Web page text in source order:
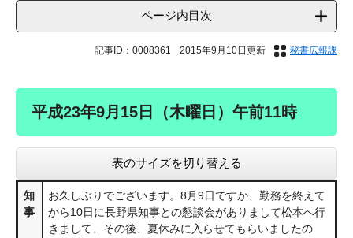
ページ内目次
記事ID：0008361 2015年9月10日更新 秘書広報課
平成23年9月15日（木曜日）午前11時
表のサイズを切り替える
知
事
お久しぶりでございます。8月9日ですか、勤務を終えて
から10日に長野県知事との懇談会がありまして松本へ行
きまして、その後、夏休みに入らせてもらいましたの